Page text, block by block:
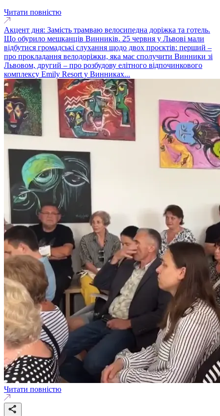
Читати повністю
Акцент дня: Замість трамваю велосипедна доріжка та готель.
Що обурило мешканців Винників. 25 червня у Львові мали
відбутися громадські слухання щодо двох проєктів: перший –
про прокладання велодоріжки, яка має сполучити Винники зі
Львовом, другий – про розбудову елітного відпочинкового
комплексу Emily Resort у Винниках...
Читати повністю